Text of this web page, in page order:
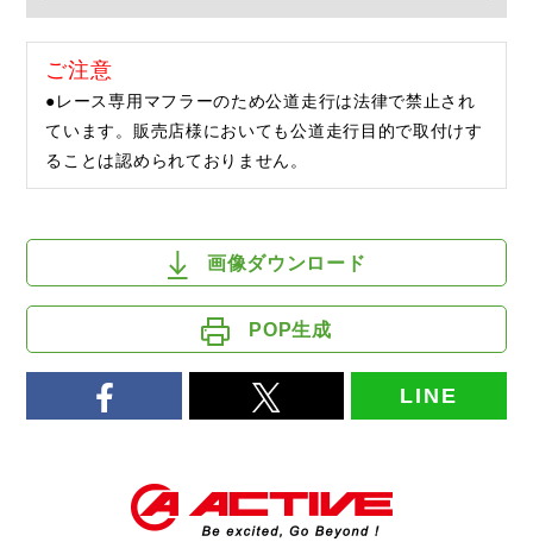
ご注意
●レース専用マフラーのため公道走行は法律で禁止され
ています。販売店様においても公道走行目的で取付けす
ることは認められておりません。
画像ダウンロード
POP生成
LINE